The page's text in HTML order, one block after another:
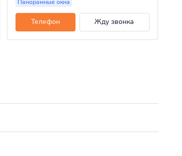
Панорамные окна
Телефон Жду звонка